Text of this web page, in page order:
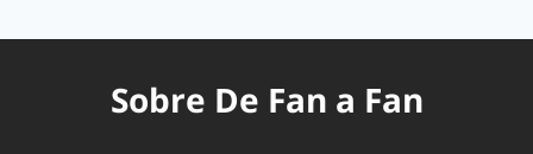
Sobre De Fan a Fan